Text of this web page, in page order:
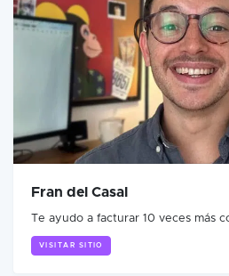
Fran del Casal
Te ayudo a facturar 10 veces más
VISITAR SITIO